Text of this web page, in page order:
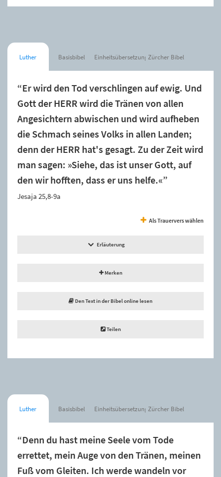
Luther Basisbibel Einheitsübersetzung Zürcher Bibel
“Er wird den Tod verschlingen auf ewig. Und
Gott der HERR wird die Tränen von allen
Angesichtern abwischen und wird aufheben
die Schmach seines Volks in allen Landen;
denn der HERR hat's gesagt. Zu der Zeit wird
man sagen: »Siehe, das ist unser Gott, auf
den wir hofften, dass er uns helfe.«”
Jesaja 25,8-9a
Als Trauervers wählen
Erläuterung
Merken
Den Text in der Bibel online lesen
Teilen
Luther Basisbibel Einheitsübersetzung Zürcher Bibel
“Denn du hast meine Seele vom Tode
errettet, mein Auge von den Tränen, meinen
Fuß vom Gleiten. Ich werde wandeln vor